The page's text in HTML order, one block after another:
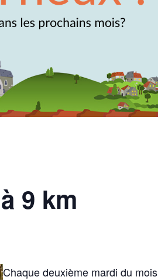
9 km
Chaque deuxième mardi du mois